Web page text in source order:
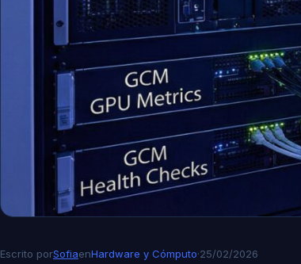
Escrito porSofiaenHardware y Cómputo·25/02/2026